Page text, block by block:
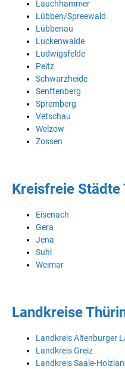
Lauchhammer
Lübben/Spreewald
Lübbenau
Luckenwalde
Ludwigsfelde
Peitz
Schwarzheide
Senftenberg
Spremberg
Vetschau
Welzow
Zossen
Kreisfreie Städte
Eisenach
Gera
Jena
Suhl
Weimar
Landkreise
Landkreis Altenburger
Landkreis Greiz
Landkreis Saale-